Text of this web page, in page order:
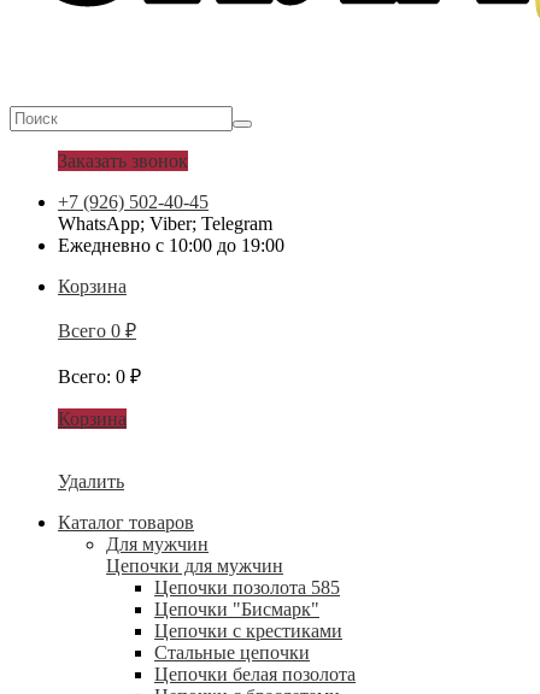
Заказать звонок
+7 (926) 502-40-45
WhatsApp; Viber; Telegram
Ежедневно с 10:00 до 19:00
Корзина
Всего 0 ₽
Всего: 0 ₽
Корзина
Удалить
Каталог товаров
Для мужчин
Цепочки для мужчин
Цепочки позолота 585
Цепочки "Бисмарк"
Цепочки с крестиками
Стальные цепочки
Цепочки белая позолота